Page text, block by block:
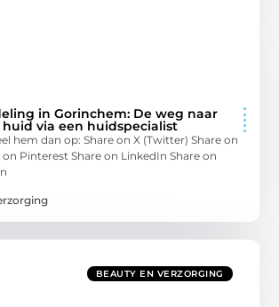
in Gorinchem: De weg naar
via een huidspecialist
hem dan op: Share on X (Twitter) Share on
on Pinterest Share on LinkedIn Share on
BEAUTY EN VERZORGING